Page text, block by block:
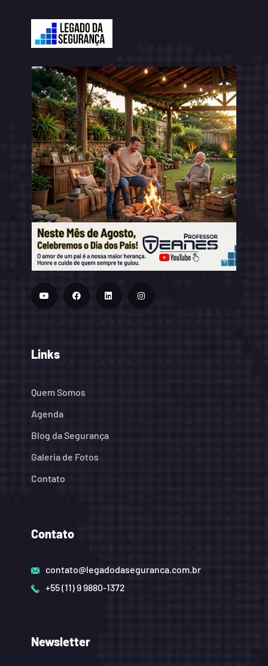
Links
Quem Somos
Agenda
Blog da Segurança
Galeria de Fotos
Contato
Contato
contato@legadodaseguranca.com.br
+55 (11) 9 9880-1372
Newsletter